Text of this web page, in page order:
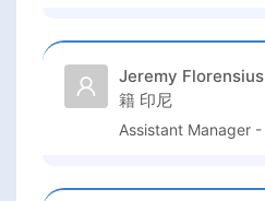
Jeremy Florensius
籍 印尼